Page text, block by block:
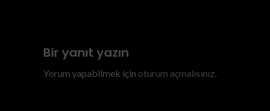
Bir yanıt yazın
Yorum yapabilmek için oturum açmalısınız.